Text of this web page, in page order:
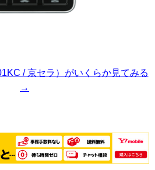
/ 京セラ）がいくらか見てみる
→